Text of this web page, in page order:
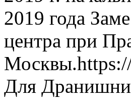
2019 года
центра при
Для